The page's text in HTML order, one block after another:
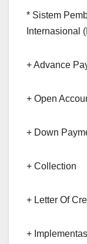
* Sistem
Internasional
+ Advance
+ Open
+ Down
+ Collection
+ Letter Of
+